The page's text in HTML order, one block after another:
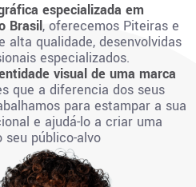
especializada em
Brasil, oferecemos Piteiras e
alta qualidade, desenvolvidas
especializados.
visual de uma marca
que a diferencia dos seus
para estampar a sua
e ajudá-lo a criar uma
público-alvo